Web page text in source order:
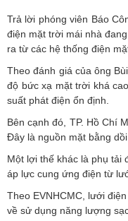
Trả lời phóng viên Báo
điện mặt trời mái nhà
ra từ các hệ thống điện
Theo đánh giá của ông
độ bức xạ mặt trời khá
suất phát điện ổn định.
Bên cạnh đó, TP. Hồ Chí
Đây là nguồn mặt bằng
Một lợi thế khác là phụ tải
áp lực cung ứng điện từ
Theo EVNHCMC, lưới
về sử dụng năng lượng